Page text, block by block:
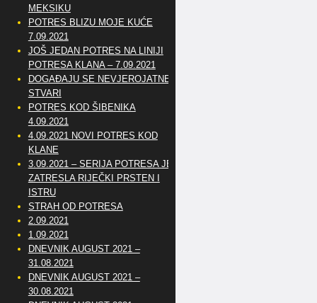
MEKSIKU
POTRES BLIZU MOJE KUĆE
7.09.2021
JOŠ JEDAN POTRES NA LINIJI
POTRESA KLANA – 7.09.2021
DOGAĐAJU SE NEVJEROJATNE
STVARI
POTRES KOD ŠIBENIKA
4.09.2021
4.09.2021 NOVI POTRES KOD
KLANE
3.09.2021 – SERIJA POTRESA JE
ZATRESLA RIJEČKI PRSTEN I
ISTRU
STRAH OD POTRESA
2.09.2021
1.09.2021
DNEVNIK AUGUST 2021 –
31.08.2021
DNEVNIK AUGUST 2021 –
30.08.2021